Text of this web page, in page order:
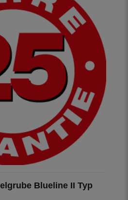
Blueline II Typ